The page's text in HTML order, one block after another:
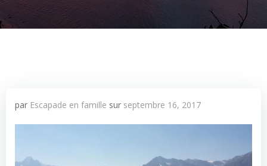
par Escapade en famille sur septembre 16, 2017